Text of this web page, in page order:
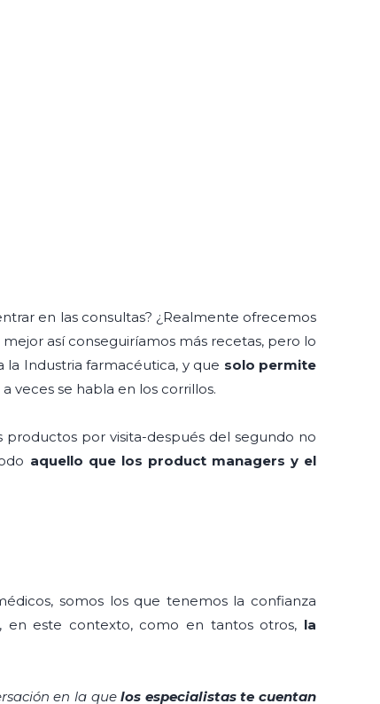
en las consultas? ¿Realmente ofrecemos
así conseguiríamos más recetas, pero lo
Industria farmacéutica, y que solo permite
veces se habla en los corrillos.
productos por visita-después del segundo no
aquello que los product managers y el
somos los que tenemos la confianza
en este contexto, como en tantos otros, la
en la quelos especialistas te cuentan